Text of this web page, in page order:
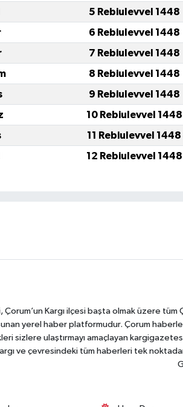
5 Rebiulevvel 1448
6 Rebiulevvel 1448
7 Rebiulevvel 1448
8 Rebiulevvel 1448
9 Rebiulevvel 1448
10 Rebiulevvel 1448
11 Rebiulevvel 1448
12 Rebiulevvel 1448
Çorum’un Kargı ilçesi başta olmak üzere
yerel haber platformudur. Çorum
sizlere ulaştırmayı amaçlayan
ve çevresindeki tüm haberleri tek